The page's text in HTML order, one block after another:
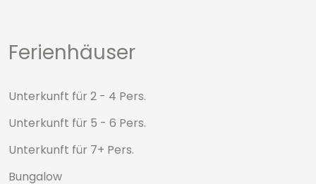
Ferienhäuser
Unterkunft für 2 - 4 Pers.
Unterkunft für 5 - 6 Pers.
Unterkunft für 7+ Pers.
Bungalow